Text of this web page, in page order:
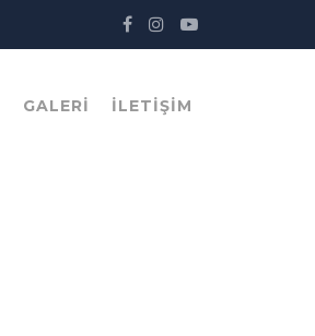
GALERI İLETIŞIM